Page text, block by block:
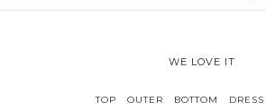
WE LOVE IT
TOP OUTER BOTTOM DRESS